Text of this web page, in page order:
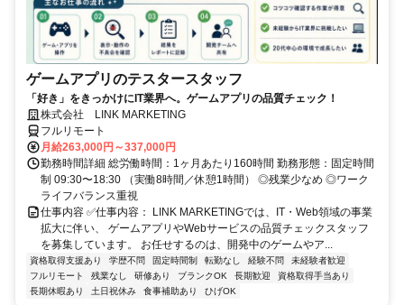
ゲームアプリのテスタースタッフ
「好き」をきっかけにIT業界へ。ゲームアプリの品質チェック！
株式会社 LINK MARKETING
フルリモート
月給263,000円～337,000円
勤務時間詳細 総労働時間：1ヶ月あたり160時間 勤務形態：固定時間
制 09:30〜18:30 （実働8時間／休憩1時間） ◎残業少なめ ◎ワーク
ライフバランス重視
仕事内容 ✅仕事内容： LINK MARKETINGでは、IT・Web領域の事業
拡大に伴い、 ゲームアプリやWebサービスの品質チェックスタッフ
を募集しています。 お任せするのは、開発中のゲームやア...
資格取得支援あり 学歴不問 固定時間制 転勤なし 経験不問
未経験者歓迎
フルリモート
残業なし 研修あり ブランクOK 長期歓迎
資格取得手当あり
長期休暇あり
土日祝休み 食事補助あり ひげOK